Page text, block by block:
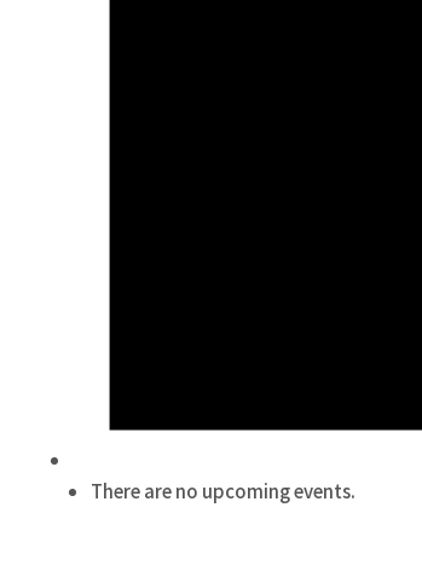
There are no upcoming events.